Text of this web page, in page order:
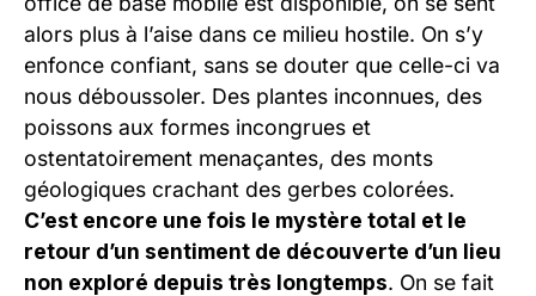
alors plus à l’aise dans ce milieu hostile. On s’y
enfonce confiant, sans se douter que celle-ci va
nous déboussoler. Des plantes inconnues, des
poissons aux formes incongrues et
ostentatoirement menaçantes, des monts
géologiques crachant des gerbes colorées.
C’est encore une fois le mystère total et le
retour d’un sentiment de découverte d’un lieu
non exploré depuis très longtemps. On se fait